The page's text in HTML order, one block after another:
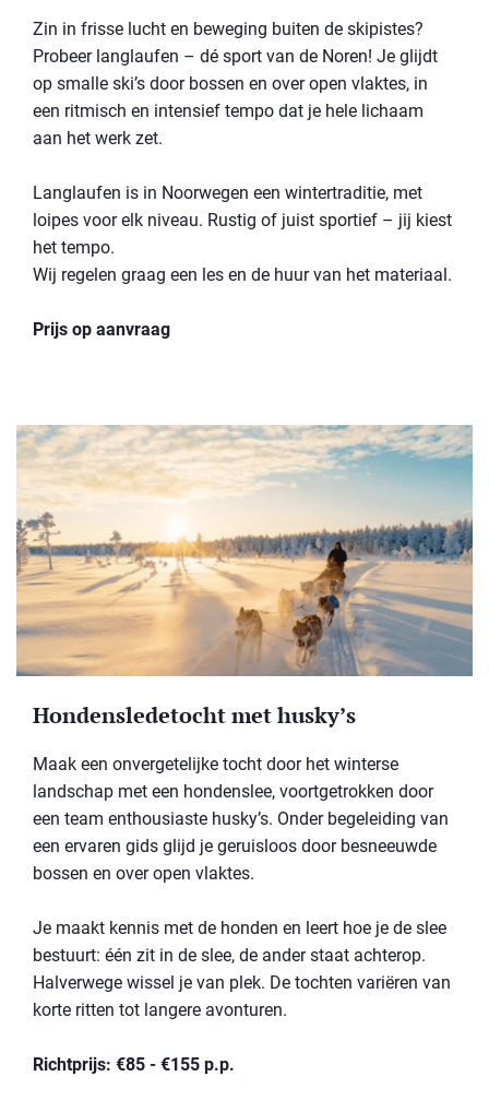
Zin in frisse lucht en beweging buiten de skipistes?
Probeer langlaufen – dé sport van de Noren! Je glijdt
op smalle ski’s door bossen en over open vlaktes, in
een ritmisch en intensief tempo dat je hele lichaam
aan het werk zet.
Langlaufen is in Noorwegen een wintertraditie, met
loipes voor elk niveau. Rustig of juist sportief – jij kiest
het tempo.
Wij regelen graag een les en de huur van het materiaal.
Prijs op aanvraag
Hondensledetocht met husky’s
Maak een onvergetelijke tocht door het winterse
landschap met een hondenslee, voortgetrokken door
een team enthousiaste husky’s. Onder begeleiding van
een ervaren gids glijd je geruisloos door besneeuwde
bossen en over open vlaktes.
Je maakt kennis met de honden en leert hoe je de slee
bestuurt: één zit in de slee, de ander staat achterop.
Halverwege wissel je van plek. De tochten variëren van
korte ritten tot langere avonturen.
Richtprijs: €85 - €155 p.p.